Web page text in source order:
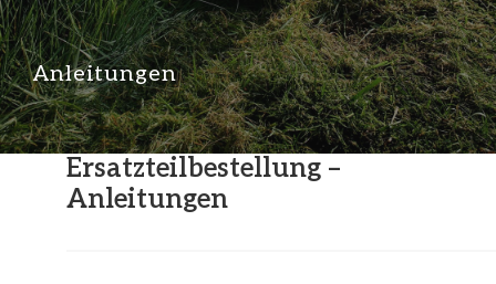
Anleitungen
​​Ersatzteilbestellung –
Anleitungen